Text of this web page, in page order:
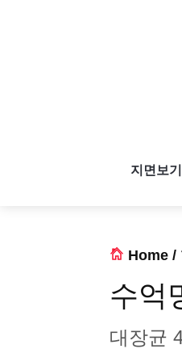
지면보기
Home /
수억
대장균